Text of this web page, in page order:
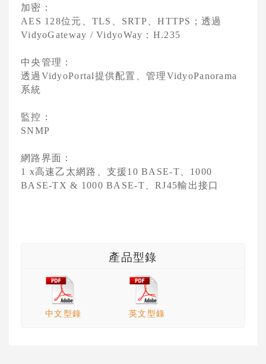
加密：
AES 128位元、 TLS 、 SRTP、HTTPS ；透過
VidyoGateway / VidyoWay ： H.235
中央管理：
透過VidyoPortal提供配置、管理VidyoPanorama
系統
監控：
SNMP
網路界面：
1 x高速乙太網路、支援10 BASE-T、
1000
BASE-TX & 1000 BASE-T、RJ45輸出接口
產品型錄
中文型錄 英文型錄